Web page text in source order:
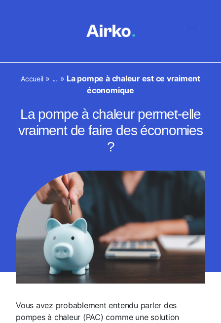
Accueil» ... » La pompe à chaleur est ce vraiment
économique
La pompe à chaleur permet-elle
vraiment de faire des économies
?
Vous avez probablement entendu parler des
pompes à chaleur (PAC) comme une solution